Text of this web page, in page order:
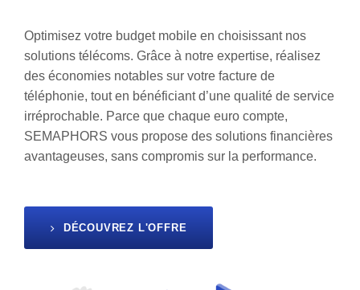
Optimisez votre budget mobile en choisissant nos
solutions télécoms. Grâce à notre expertise, réalisez
des économies notables sur votre facture de
téléphonie, tout en bénéficiant d’une qualité de service
irréprochable. Parce que chaque euro compte,
SEMAPHORS vous propose des solutions financières
avantageuses, sans compromis sur la performance.
DÉCOUVREZ L'OFFRE